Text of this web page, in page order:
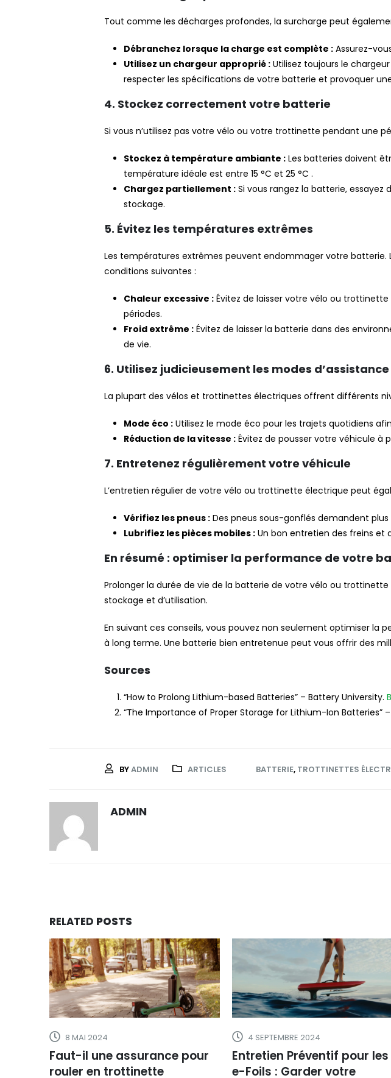
Tout comme les décharges profondes, la surcharge peut
Débranchez lorsque la charge est complète :Assurez-
Utilisez un chargeur approprié :Utilisez toujours le
respecter les spécifications de votre batterie et provoquer
4. Stockez correctement votre batterie
Si vous n’utilisez pas votre vélo ou votre trottinette pendant une
Stockez à température ambiante :Les batteries doivent
température idéale est entre 15 °C et 25 °C .
Chargez partiellement :Si vous rangez la batterie, essayez
stockage.
5. Évitez les températures extrêmes
Les températures extrêmes peuvent endommager votre
conditions suivantes :
Chaleur excessive :Évitez de laisser votre vélo ou
périodes.
Froid extrême :Évitez de laisser la batterie dans des
de vie.
6. Utilisez judicieusement les modes d’assistance
La plupart des vélos et trottinettes électriques offrent différents
Mode éco :Utilisez le mode éco pour les trajets quotidiens
Réduction de la vitesse :Évitez de pousser votre véhicule à
7. Entretenez régulièrement votre véhicule
L’entretien régulier de votre vélo ou trottinette électrique peut
Vérifiez les pneus :Des pneus sous-gonflés demandent plus
Lubrifiez les pièces mobiles :Un bon entretien des freins et
En résumé : optimiser la performance de votre
Prolonger la durée de vie de la batterie de votre vélo ou
stockage et d’utilisation.
En suivant ces conseils, vous pouvez non seulement optimiser
à long terme. Une batterie bien entretenue peut vous offrir des
Sources
“How to Prolong Lithium-based Batteries” – Battery University.
“The Importance of Proper Storage for Lithium-Ion Batteries”
BYADMIN ARTICLES BATTERIE, TROTTINETTES
ADMIN
RELATED POSTS
8 MAI 2024
Faut-il une assurance pour
rouler en trottinette
4 SEPTEMBRE 2024
Entretien Préventif pour les
e-Foils : Garder votre